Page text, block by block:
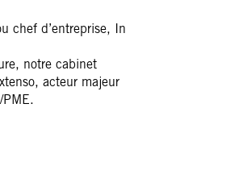
chef d’entreprise, In
notre cabinet
acteur majeur
PME.